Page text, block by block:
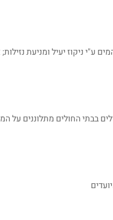
ע"י ניקוז יעיל ומניעת
בבתי החולים מתלוננים על